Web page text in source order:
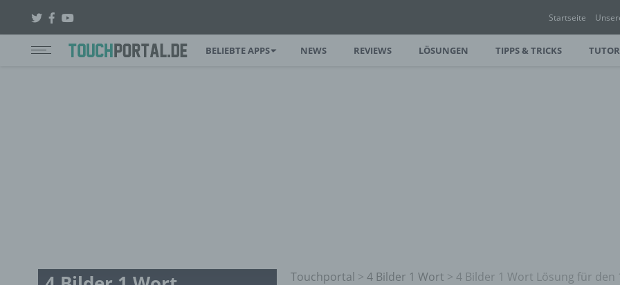
Startseite
BELIEBTE APPS NEWS REVIEWS LÖSUNGEN TIPPS & TRICKS
Touchportal > 4 Bilder 1 Wort > 4 Bilder 1 Wort Lösung für den